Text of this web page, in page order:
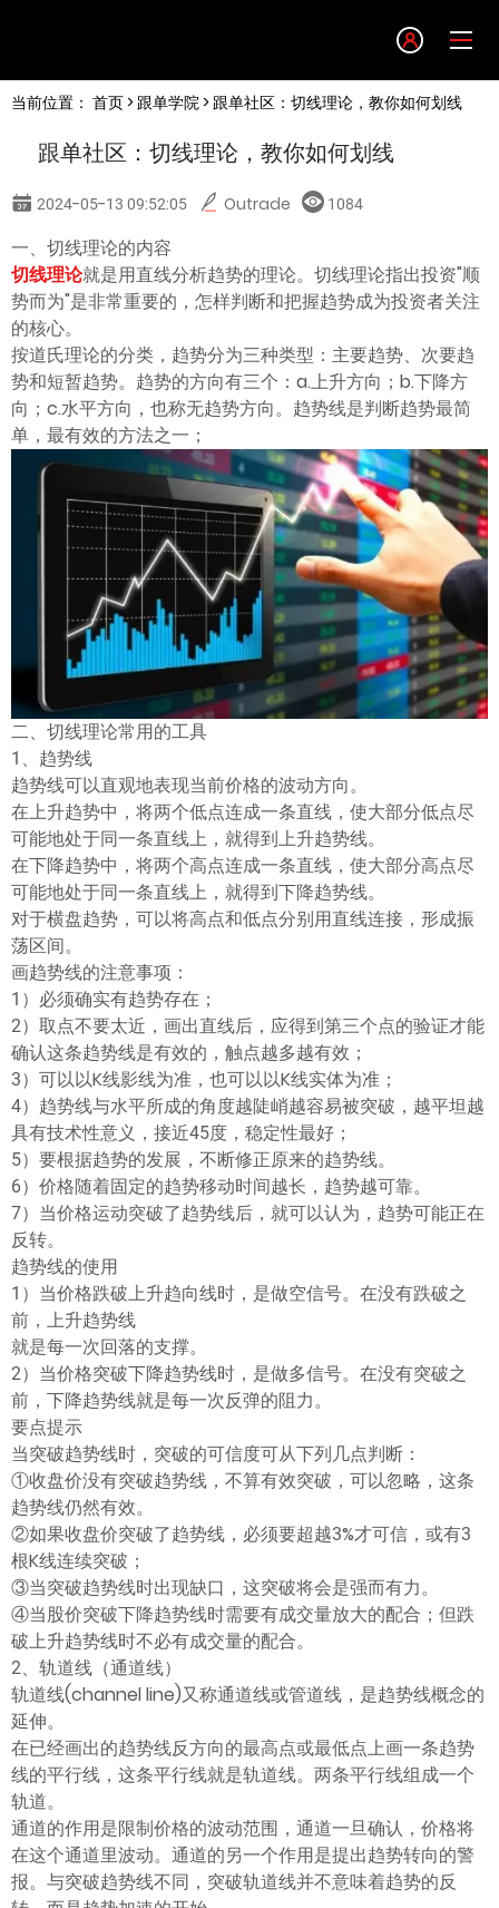
English
繁體中文
한글
日本語
Tiếng việt
ไทย
当前位置： 首页> 跟单学院> 跟单社区：切线理论，教你如何划线
跟单社区：切线理论，教你如何划线
2024-05-13 09:52:05 Outrade 1084
一、切线理论的内容
切线理论就是用直线分析趋势的理论。切线理论指出投资"顺
势而为"是非常重要的，怎样判断和把握趋势成为投资者关注
的核心。
按道氏理论的分类，趋势分为三种类型：主要趋势、次要趋
势和短暂趋势。趋势的方向有三个：a.上升方向；b.下降方
向；c.水平方向，也称无趋势方向。趋势线是判断趋势最简
单，最有效的方法之一；
二、切线理论常用的工具
1、趋势线
趋势线可以直观地表现当前价格的波动方向。
在上升趋势中，将两个低点连成一条直线，使大部分低点尽
可能地处于同一条直线上，就得到上升趋势线。
在下降趋势中，将两个高点连成一条直线，使大部分高点尽
可能地处于同一条直线上，就得到下降趋势线。
对于横盘趋势，可以将高点和低点分别用直线连接，形成振
荡区间。
画趋势线的注意事项：
1）必须确实有趋势存在；
2）取点不要太近，画出直线后，应得到第三个点的验证才能
确认这条趋势线是有效的，触点越多越有效；
3）可以以K线影线为准，也可以以K线实体为准；
4）趋势线与水平所成的角度越陡峭越容易被突破，越平坦越
具有技术性意义，接近45度，稳定性最好；
5）要根据趋势的发展，不断修正原来的趋势线。
6）价格随着固定的趋势移动时间越长，趋势越可靠。
7）当价格运动突破了趋势线后，就可以认为，趋势可能正在
反转。
趋势线的使用
1）当价格跌破上升趋向线时，是做空信号。在没有跌破之
前，上升趋势线
就是每一次回落的支撑。
2）当价格突破下降趋势线时，是做多信号。在没有突破之
前，下降趋势线就是每一次反弹的阻力。
要点提示
当突破趋势线时，突破的可信度可从下列几点判断：
①收盘价没有突破趋势线，不算有效突破，可以忽略，这条
趋势线仍然有效。
②如果收盘价突破了趋势线，必须要超越3%才可信，或有3
根K线连续突破；
③当突破趋势线时出现缺口，这突破将会是强而有力。
④当股价突破下降趋势线时需要有成交量放大的配合；但跌
破上升趋势线时不必有成交量的配合。
2、轨道线（通道线）
轨道线(channel line)又称通道线或管道线，是趋势线概念的
延伸。
在已经画出的趋势线反方向的最高点或最低点上画一条趋势
线的平行线，这条平行线就是轨道线。两条平行线组成一个
轨道。
通道的作用是限制价格的波动范围，通道一旦确认，价格将
在这个通道里波动。通道的另一个作用是提出趋势转向的警
报。与突破趋势线不同，突破轨道线并不意味着趋势的反